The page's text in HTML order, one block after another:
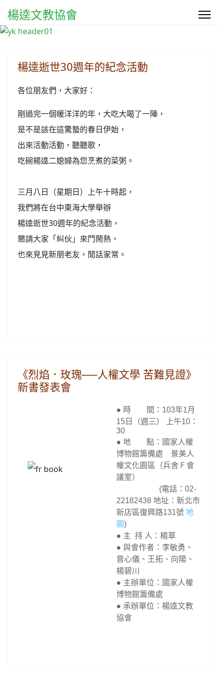
楊逵文教協會
楊逵逝世30週年的紀念活動
各位朋友們，大家好：
剛過完一個暖洋洋的年，大吃大喝了一陣，
是不是該在這驚蟄的春日伊始，
出來活動活動，聽聽歌，
吃碗楊逵二媳婦為您烹煮的菜粥。
三月八日（星期日）上午十時起，
我們將在台中東海大學舉辦
楊逵逝世30週年的紀念活動，
懇請大家「糾伙」來鬥鬧熱，
也來見見新朋老友，閒話家常。
《烈焰．玫瑰──人權文學 苦難見證》
新書發表會
● 時 間：103年1月
15日（週三） 上午10：
30
● 地 點：國家人權
博物館籌備處 景美人
權文化園區（兵舍Ｆ會
議室）
(電話：02-
22182438 地址：新北市
新店區復興路131號 地
圖)
● 主 持 人：楊翠
● 與會作者：李敏勇、
曾心儀、王拓、向陽、
楊碧川
● 主辦單位：國家人權
博物館籌備處
● 承辦單位：楊逵文教
協會